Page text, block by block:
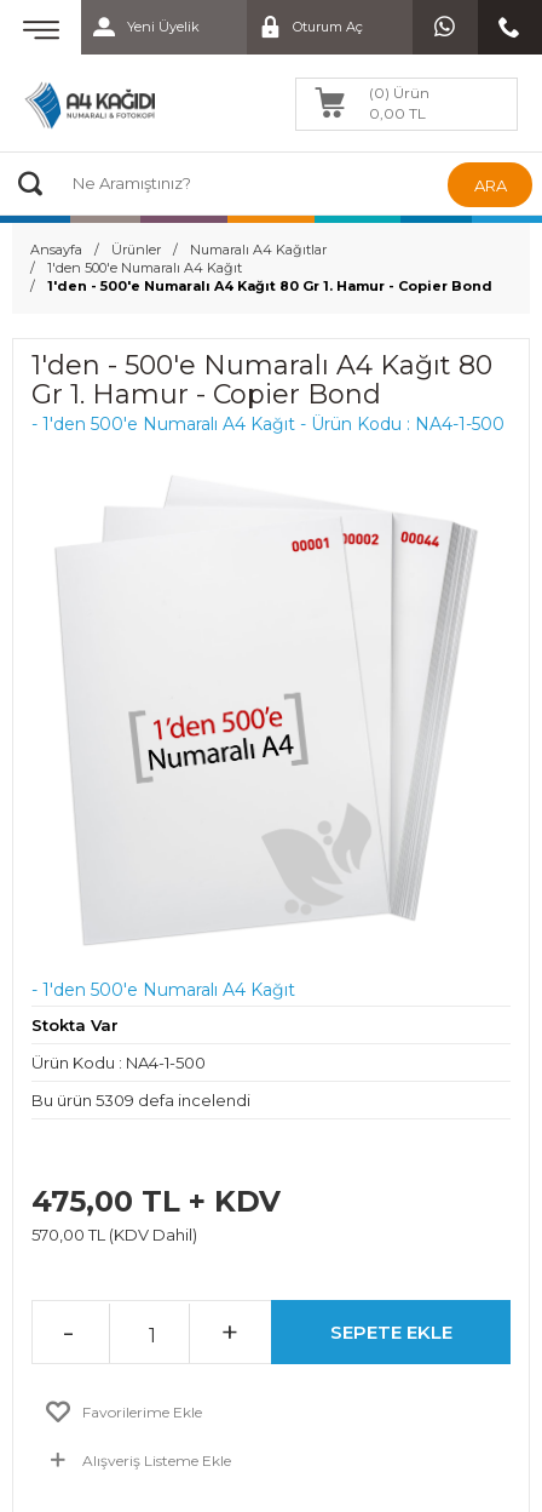
Yeni Üyelik Oturum Aç
(0) Ürün
0,00 TL
ARA
Ansayfa Ürünler
Numaralı A4 Kağıtlar
1'den 500'e Numaralı A4 Kağıt
1'den - 500'e Numaralı A4 Kağıt 80 Gr 1. Hamur - Copier Bond
1'den - 500'e Numaralı A4 Kağıt 80
Gr 1. Hamur - Copier Bond
- 1'den 500'e Numaralı A4 Kağıt - Ürün Kodu : NA4-1-500
- 1'den 500'e Numaralı A4 Kağıt
Stokta Var
Ürün Kodu : NA4-1-500
Bu ürün 5309 defa incelendi
475,00 TL + KDV
570,00 TL (KDV Dahil)
- + SEPETE EKLE
Favorilerime Ekle
Alışveriş Listeme Ekle